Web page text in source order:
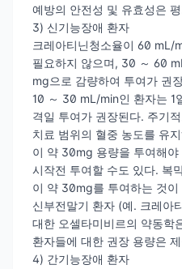
예방의 안전성 및 유효성은
3) 신기능장애 환자
크레아티닌청소율이 60 mL/
필요하지 않으며, 30 ～ 60
mg으로 감량하여 투여가 권
10 ～ 30 mL/min인 환자는 1
격일 투여가 권장된다. 주기
치료 범위의 혈중 농도를 유
이 약 30mg 용량을 투여해야
시작전 투여할 수도 있다. 복
이 약 30mg를 투여하는 것
신부전말기 환자 (예. 크레아
대한 오셀타미비르의 약동학
환자들에 대한 권장 용량은
4) 간기능장애 환자